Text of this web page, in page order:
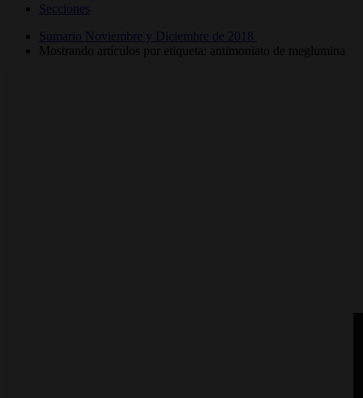
Secciones
Sumario Noviembre y Diciembre de 2018
Mostrando artículos por etiqueta: antimoniato de meglumina